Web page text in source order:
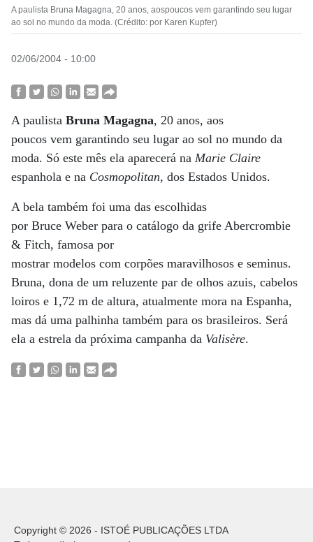
A paulista Bruna Magagna, 20 anos, aospoucos vem garantindo seu lugar
ao sol no mundo da moda. (Crédito: por Karen Kupfer)
02/06/2004 - 10:00
A paulista Bruna Magagna, 20 anos, aos
poucos vem garantindo seu lugar ao sol no mundo da
moda. Só este mês ela aparecerá na Marie Claire
espanhola e na Cosmopolitan, dos Estados Unidos.
A bela também foi uma das escolhidas
por Bruce Weber para o catálogo da grife Abercrombie
& Fitch, famosa por
mostrar modelos com corpões maravilhosos e seminus.
Bruna, dona de um reluzente par de olhos azuis, cabelos
loiros e 1,72 m de altura, atualmente mora na Espanha,
mas dá uma palhinha também para os brasileiros. Será
ela a estrela da próxima campanha da Valisère.
Copyright © 2026 - ISTOÉ PUBLICAÇÕES LTDA